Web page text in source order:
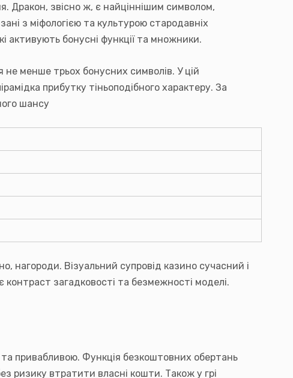
Дракон, звісно ж, є найціннішим символом,
з міфологією та культурою стародавніх
активують бонусні функції та множники.
менше трьох бонусних символів. У цій
прибутку тіньоподібного характеру. За
шансу
нагороди. Візуальний супровід казино сучасний і
загадковості та безмежності моделі.
привабливою. Функція безкоштовних обертань
ризику втратити власні кошти. Також у грі